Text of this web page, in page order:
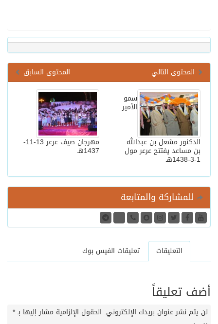
المحتوى السابق المحتوى التالي
مهرجان صيف عرعر 13-11-
1437هـ
سمو
الأمير
الدكنور مشعل بن عبدالله
بن مساعد يفتتح عرعر مول
1-3-1438هـ
للمشاركة والمتابعة
التعليقات تعليقات الفيس بوك
أضف تعليقاً
لن يتم نشر عنوان بريدك الإلكتروني. الحقول الإلزامية مشار إليها بـ*